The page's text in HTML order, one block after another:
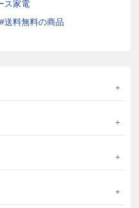
ス家電
送料無料の商品